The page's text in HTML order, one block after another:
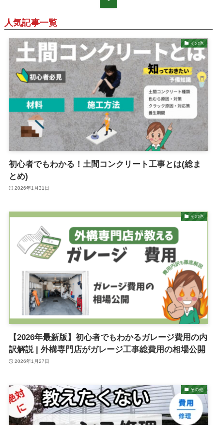
人気記事一覧
その他
初心者でもわかる！土間コンクリート工事とは(総ま
とめ)
2026年1月31日
その他
【2026年最新版】初心者でもわかるガレージ費用の内
訳解説 | 外構専門店がガレージ工事総費用の相場公開
2026年1月27日
その他